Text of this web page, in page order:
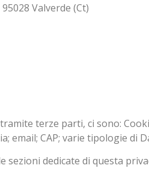
Valverde (Ct)
terze parti, ci sono:
email; CAP; varie tipologie di
dedicate di questa